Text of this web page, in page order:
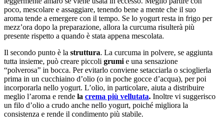
poco, mescolare e assaggiare, tenendo bene a mente che il suo
aroma tende a emergere con il tempo. Se lo yogurt resta in frigo per
mezz’ora dopo la preparazione, allora la curcuma risulterà più
presente rispetto a quando è stata appena mescolata.
Il secondo punto è la struttura. La curcuma in polvere, se aggiunta
tutta insieme, può creare piccoli grumi e una sensazione
“polverosa” in bocca. Per evitarlo conviene setacciarla o scioglierla
prima in un cucchiaino d’olio (o in poche gocce d’acqua), per poi
incorporarla nello yogurt. L’olio, in particolare, aiuta a distribuire
meglio l’aroma e rende la crema più vellutata. Inoltre vi suggerisco
un filo d’olio a crudo anche nello yogurt, poiché migliora la
consistenza e rende il condimento più stabile.